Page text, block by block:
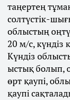
таңертең
солтүстік-
облыстың
20 м/с, күндіз
Күндіз
ыстық болып,
өрт қаупі,
қаупі